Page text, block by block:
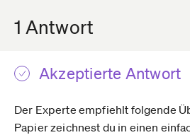
1 Antwort
Akzeptierte Antwort
Der Experte empfiehlt folgende
Papier zeichnest du in einen